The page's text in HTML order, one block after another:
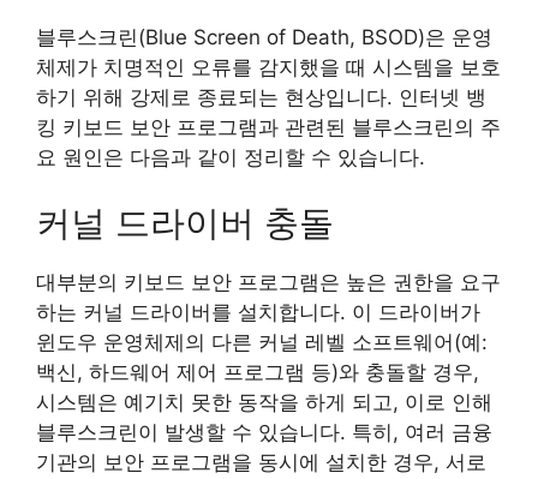
블루스크린(Blue Screen of Death, BSOD)은 운영
체제가 치명적인 오류를 감지했을 때 시스템을 보호
하기 위해 강제로 종료되는 현상입니다. 인터넷 뱅
킹 키보드 보안 프로그램과 관련된 블루스크린의 주
요 원인은 다음과 같이 정리할 수 있습니다.
커널 드라이버 충돌
대부분의 키보드 보안 프로그램은 높은 권한을 요구
하는 커널 드라이버를 설치합니다. 이 드라이버가
윈도우 운영체제의 다른 커널 레벨 소프트웨어(예:
백신, 하드웨어 제어 프로그램 등)와 충돌할 경우,
시스템은 예기치 못한 동작을 하게 되고, 이로 인해
블루스크린이 발생할 수 있습니다. 특히, 여러 금융
기관의 보안 프로그램을 동시에 설치한 경우, 서로